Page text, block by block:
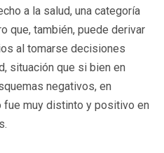
a la salud, una categoría
que, también, puede derivar
al tomarse decisiones
situación que si bien en
negativos, en
muy distinto y positivo en